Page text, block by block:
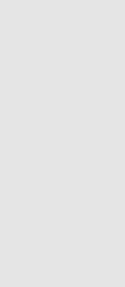
oder
Angebote
von